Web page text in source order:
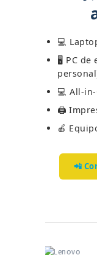
💻
🖥️ PC de
💻 All-
🖨️
🍎
📲